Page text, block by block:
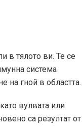
в тялото ви. Те се
система
на гной в областта.
вулвата или
са резултат от